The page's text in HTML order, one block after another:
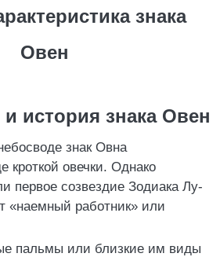
знака
Овен
история знака Овен
знак Овна
кроткой овечки. Однако
первое созвездие Зодиака Лу-
«наемный работник» или
пальмы или близкие им виды